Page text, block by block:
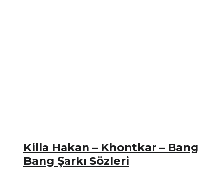
Killa Hakan – Khontkar – Bang
Bang Şarkı Sözleri